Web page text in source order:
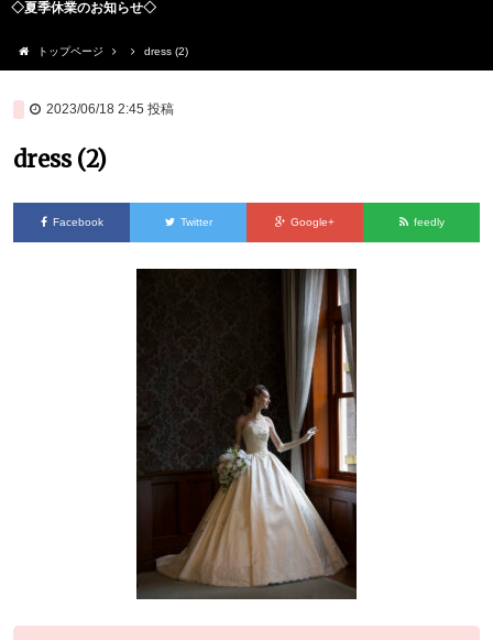
◇夏季休業のお知らせ◇
トップページ dress (2)
2023/06/18 2:45 投稿
dress (2)
Facebook Twitter Google+ feedly